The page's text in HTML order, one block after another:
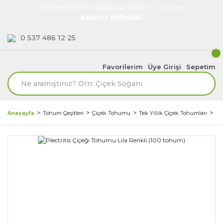
0 537 486 12 25
Favorilerim Üye Girişi Sepetim
Anasayfa Tohum Çeşitleri Çiçek Tohumu Tek Yıllık Çiçek Tohumları